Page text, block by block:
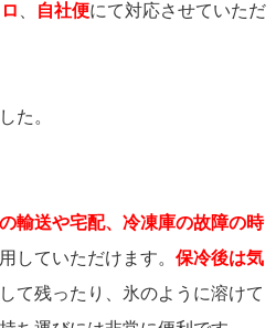
自社便にて対応させていただ
た。
輸送や宅配、冷凍庫の故障の時
していただけます。 保冷後は気
て残ったり、氷のように溶けて